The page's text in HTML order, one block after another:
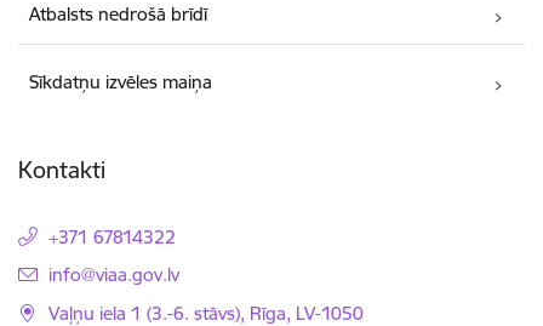
Atbalsts nedrošā brīdī
Sīkdatņu izvēles maiņa
Kontakti
+371 67814322
E-pasts:
info@viaa.gov.lv
Vaļņu iela 1 (3.-6. stāvs), Rīga, LV-1050